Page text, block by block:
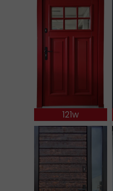
121w